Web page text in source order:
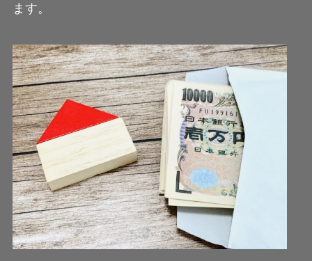
ます。